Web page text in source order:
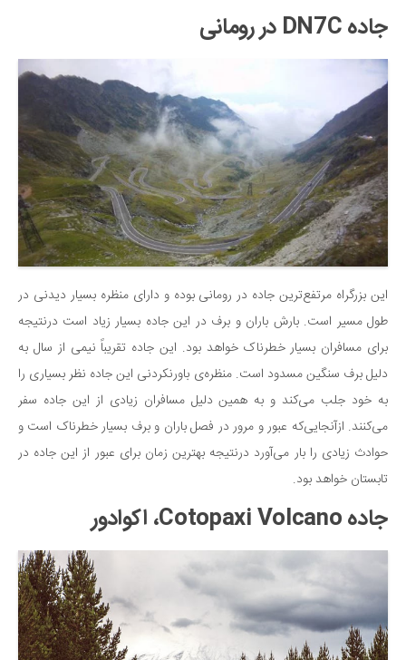
جاده DN7C در رومانی
این بزرگراه مرتفع‌ترین جاده در رومانی بوده و دارای منظره بسیار دیدنی در
طول مسیر است. بارش باران و برف در این جاده بسیار زیاد است درنتیجه
برای مسافران بسیار خطرناک خواهد بود. این جاده تقریباً نیمی از سال به
دلیل برف سنگین مسدود است. منظره‌ی باورنکردنی این جاده نظر بسیاری را
به خود جلب می‌کند و به همین دلیل مسافران زیادی از این جاده سفر
می‌کنند. ازآنجایی‌که عبور و مرور در فصل باران و برف بسیار خطرناک است و
حوادث زیادی را بار می‌آورد درنتیجه بهترین زمان برای عبور از این جاده در
تابستان خواهد بود.
جاده Cotopaxi Volcano، اکوادور